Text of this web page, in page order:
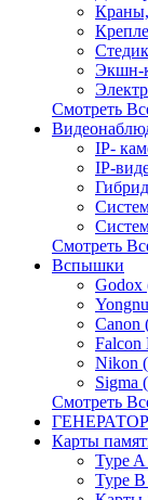
Экшн-
Смотреть
IP-
IP-
Смотреть
Вспышки
Godox
Canon
Falcon
Nikon
Sigma
Смотреть
Карты
Type
Type